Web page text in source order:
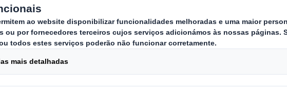
os primeiros 9 meses de 2022 (período acumulado até
portuguesas de vinho mantiveram-se muito
(-0,6%) e 677,3 milhões de euros (+1%), a um preço
(+1,6% a 2,80 euros/litro).